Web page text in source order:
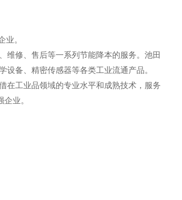
业。
维修、售后等一系列节能降本的服务。池田
备、精密传感器等各类工业流通产品。
在工业品领域的专业水平和成熟技术，服务
业。